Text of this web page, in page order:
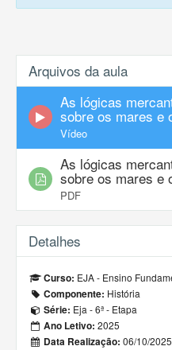
Arquivos da aula
As lógicas
sobre os mares e
Vídeo
As lógicas
sobre os mares e
PDF
Detalhes
Curso: EJA - Ensino
Componente: História
Série: Eja - 6ª - Etapa
Ano Letivo: 2025
Data Realização: 06/10/2025